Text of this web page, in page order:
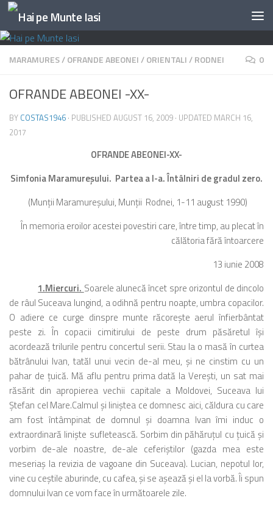
Skip to content
MARAMURES/OFRANDE ABEONEI/ORIENTALI/RODNEI 0
OFRANDE ABEONEI -XX-
BY COSTAS1946 · PUBLISHED AUGUST 16, 2009 · UPDATED MARCH 16,
2017
OFRANDE ABEONEI-XX-
Simfonia Maramureşului. Partea a I-a. Întâlniri de gradul zero.
(Munţii Maramureşului, Munţii Rodnei, 1-11 august 1990)
În memoria eroilor acestei povestiri care, între timp, au plecat în
călătoria fără întoarcere
13 iunie 2008
1.Miercuri. Soarele alunecă încet spre orizontul de dincolo
de râul Suceava lungind, a odihnă pentru noapte, umbra copacilor.
O adiere ce curge dinspre munte răcoreşte aerul înfierbântat
peste zi. În copacii cimitirului de peste drum păsăretul îşi
acordează trilurile pentru concertul serii. Stau la o masă în curtea
bătrânului Ivan, tatăl unui vecin de-al meu, şi ne cinstim cu un
pahar de ţuică. Mă aflu pentru prima dată la Vereşti, un sat mai
răsărit din apropierea vechii capitale a Moldovei, Suceava lui
Ştefan cel Mare.Calmul şi liniştea ce domnesc aici, căldura cu care
am fost întâmpinat de domnul şi doamna Ivan îmi induc o
extraordinară linişte sufletească. Sorbim din păhăruţul cu ţuică şi
vorbim de-ale noastre, de-ale ceferiştilor (gazda mea este
meseriaş la revizia de vagoane din Suceava). Lucian, nepotul lor,
vine cu ceştile aburinde, cu cafea, şi se aşează şi el la vorbă. Îi spun
domnului Ivan ce vom face în următoarele zile.